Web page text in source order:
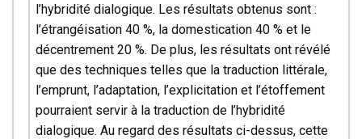
l’hybridité dialogique. Les résultats obtenus sont :
l’étrangéisation 40 %, la domestication 40 % et le
décentrement 20 %. De plus, les résultats ont révélé
que des techniques telles que la traduction littérale,
l’emprunt, l’adaptation, l’explicitation et l’étoffement
pourraient servir à la traduction de l’hybridité
dialogique. Au regard des résultats ci-dessus, cette